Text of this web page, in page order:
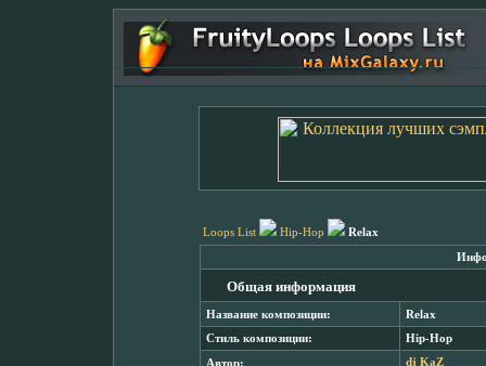
Loops List Hip-Hop Relax
Общая информация
Название композиции: Relax
Стиль композиции: Hip-Hop
Автор: dj KaZ